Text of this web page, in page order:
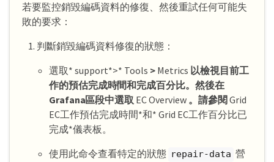
若要監控銷毀編碼資料的修復、然後重試任何可能失
敗的要求：
判斷銷毀編碼資料修復的狀態：
選取* support*>* Tools >Metrics 以檢視目前工
作的預估完成時間和完成百分比。然後在
Grafana區段中選取 EC Overview 。請參閱 Grid
EC工作預估完成時間*和* Grid EC工作百分比已
完成*儀表板。
使用此命令查看特定的狀態 repair-data 營